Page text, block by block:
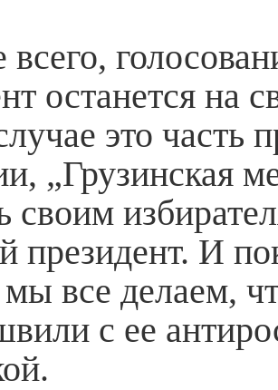
всего,
останется на
это часть
„Грузинская
своим
президент. И
мы все делаем,
с ее